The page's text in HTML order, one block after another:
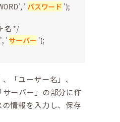
' パスワード ');
名 */
' サーバー ');
「ユーザー名」、
サーバー」の部分に作
情報を入力し、保存